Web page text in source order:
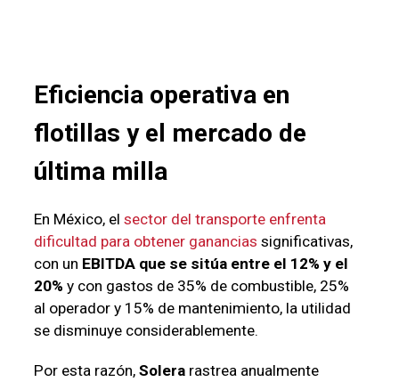
Eficiencia operativa en
flotillas y el mercado de
última milla
En México, el sector del transporte enfrenta
dificultad para obtener ganancias significativas,
con un EBITDA que se sitúa entre el 12% y el
20% y con gastos de 35% de combustible, 25%
al operador y 15% de mantenimiento, la utilidad
se disminuye considerablemente.
Por esta razón, Solerarastrea anualmente